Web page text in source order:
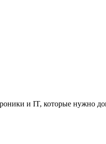
и IT, которые нужно